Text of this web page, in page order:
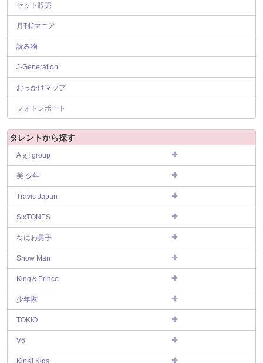
セット販売
月刊Jマニア
読み物
J-Generation
おっかけマップ
フォトレポート
タレントから探す
Aぇ! group
美 少年
Travis Japan
SixTONES
なにわ男子
Snow Man
King＆Prince
少年隊
TOKIO
V6
KinKi Kids